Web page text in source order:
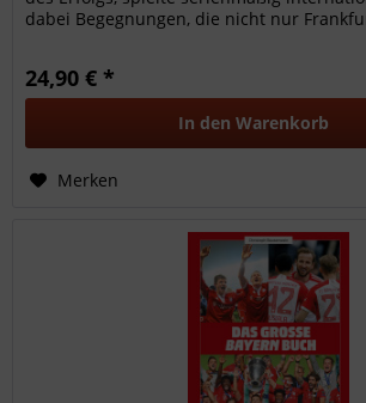
dabei Begegnungen, die nicht nur
24,90 € *
In den Warenkorb
Merken